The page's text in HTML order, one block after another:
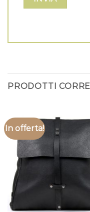
PRODOTTI
In offerta!